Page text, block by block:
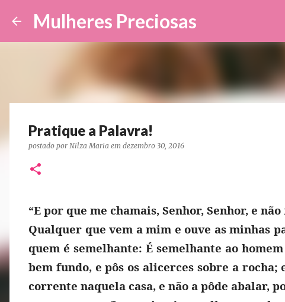
Mulheres Preciosas
Pratique a Palavra!
postado por Nilza Maria em dezembro 30, 2016
“E por que me chamais, Senhor, Senhor, e
Qualquer que vem a mim e ouve as minhas
quem é semelhante: É semelhante ao
bem fundo, e pôs os alicerces sobre a
corrente naquela casa, e não a pôde abalar,